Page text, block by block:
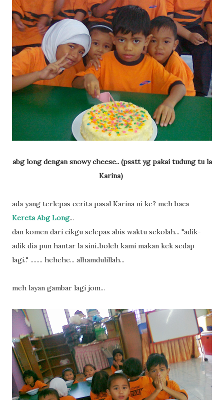
abg long dengan snowy cheese.. (psstt yg pakai tudung tu la
Karina)
ada yang terlepas cerita pasal Karina ni ke? meh baca
Kereta Abg Long...
dan komen dari cikgu selepas abis waktu sekolah... "adik-
adik dia pun hantar la sini..boleh kami makan kek sedap
lagi.." ........ hehehe... alhamdulillah...
meh layan gambar lagi jom...